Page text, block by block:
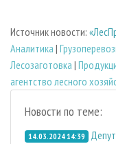
Источник новости:
Аналитика |
Лесозаготовка |
агентство лесного
Новости по теме:
14.03.2024 14:39